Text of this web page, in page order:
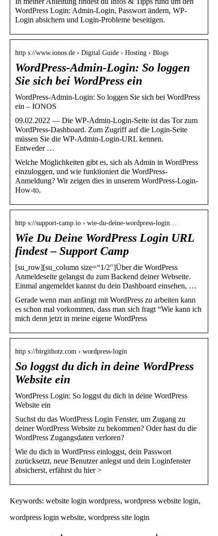
WordPress Login: Admin-Login, Passwort ändern, WP-
Login absichern und Login-Probleme beseitigen.
http s://www.ionos.de › Digital Guide › Hosting › Blogs
WordPress-Admin-Login: So loggen
Sie sich bei WordPress ein
WordPress-Admin-Login: So loggen Sie sich bei WordPress
ein – IONOS
09.02.2022 — Die WP-Admin-Login-Seite ist das Tor zum
WordPress-Dashboard. Zum Zugriff auf die Login-Seite
müssen Sie die WP-Admin-Login-URL kennen.
Entweder …
Welche Möglichkeiten gibt es, sich als Admin in WordPress
einzuloggen, und wie funktioniert die WordPress-
Anmeldung? Wir zeigen dies in unserem WordPress-Login-
How-to.
http s://support-camp.io › wie-du-deine-wordpress-login…
Wie Du Deine WordPress Login URL
findest – Support Camp
[su_row][su_column size=“1/2″]Über die WordPress
Anmeldeseite gelangst du zum Backend deiner Webseite.
Einmal angemeldet kannst du dein Dashboard einsehen, …
Gerade wenn man anfängt mit WordPress zu arbeiten kann
es schon mal vorkommen, dass man sich fragt “Wie kann ich
mich denn jetzt in meine eigene WordPress
http s://birgithotz.com › wordpress-login
So loggst du dich in deine WordPress
Website ein
WordPress Login: So loggst du dich in deine WordPress
Website ein
Suchst du das WordPress Login Fenster, um Zugang zu
deiner WordPress Website zu bekommen? Oder hast du die
WordPress Zugangsdaten verloren?
Wie du dich in WordPress einloggst, dein Passwort
zurücksetzt, neue Benutzer anlegst und dein Loginfenster
absicherst, erfährst du hier >
Keywords: website login wordpress, wordpress website login,
wordpress login website, wordpress site login